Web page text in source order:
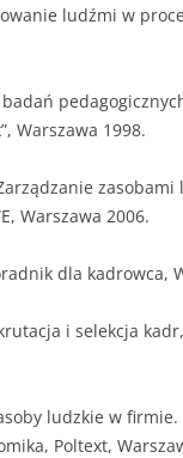
ludźmi w
badań
Warszawa 1998.
zasobami
Warszawa 2006.
dla kadrowca,
i selekcja
ludzkie w
Poltext,